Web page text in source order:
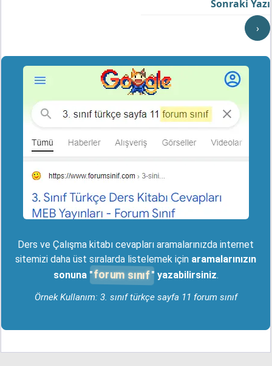
Sonraki Yazı
›
Ders ve Çalışma kitabı cevapları aramalarınızda internet
sitemizi daha üst sıralarda listelemek için aramalarınızın
sonuna " forum sınıf " yazabilirsiniz.
Örnek Kullanım: 3. sınıf türkçe sayfa 11 forum sınıf